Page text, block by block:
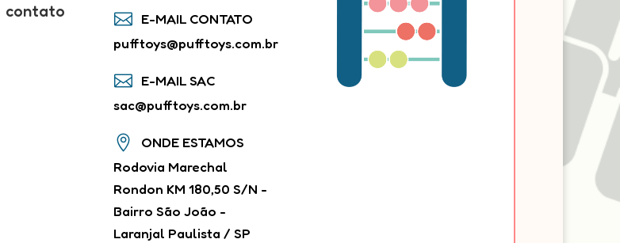
contato
 E-MAIL CONTATO
pufftoys@pufftoys.com.br
 E-MAIL SAC
sac@pufftoys.com.br

ONDE ESTAMOS
Rodovia Marechal
Rondon KM 180,50 S/N -
Bairro São João -
Laranjal Paulista / SP